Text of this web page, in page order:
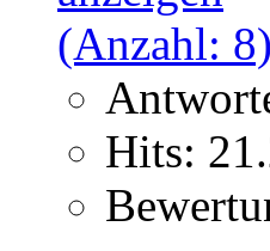
Hits: